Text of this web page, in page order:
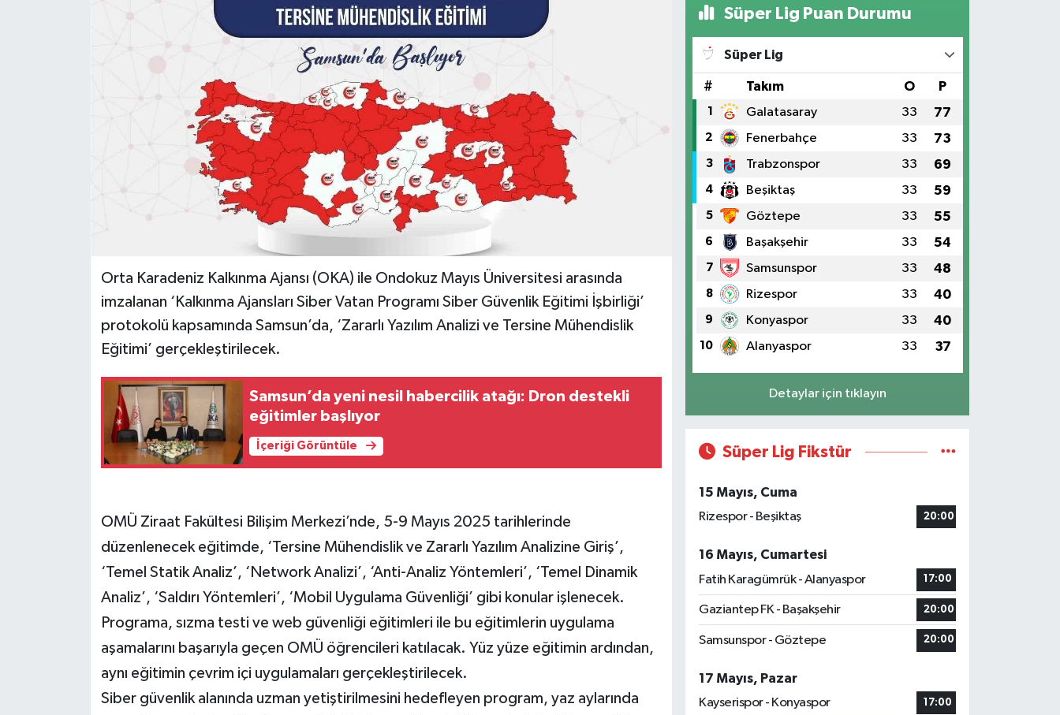
Orta Karadeniz Kalkınma Ajansı (OKA) ile Ondokuz Mayıs Üniversitesi arasında
imzalanan ‘Kalkınma Ajansları Siber Vatan Programı Siber Güvenlik Eğitimi İşbirliği’
protokolü kapsamında Samsun’da, ‘Zararlı Yazılım Analizi ve Tersine Mühendislik
Eğitimi’ gerçekleştirilecek.
Samsun’da yeni nesil habercilik atağı: Dron destekli
eğitimler başlıyor
İçeriği Görüntüle
OMÜ Ziraat Fakültesi Bilişim Merkezi’nde, 5-9 Mayıs 2025 tarihlerinde
düzenlenecek eğitimde, ‘Tersine Mühendislik ve Zararlı Yazılım Analizine Giriş’,
‘Temel Statik Analiz’, ‘Network Analizi’, ‘Anti-Analiz Yöntemleri’, ‘Temel Dinamik
Analiz’, ‘Saldırı Yöntemleri’, ‘Mobil Uygulama Güvenliği’ gibi konular işlenecek.
Programa, sızma testi ve web güvenliği eğitimleri ile bu eğitimlerin uygulama
aşamalarını başarıyla geçen OMÜ öğrencileri katılacak. Yüz yüze eğitimin ardından,
aynı eğitimin çevrim içi uygulamaları gerçekleştirilecek.
Siber güvenlik alanında uzman yetiştirilmesini hedefleyen program, yaz aylarında
Süper Lig Puan Durumu
Süper Lig
# Takım O P
1 Galatasaray 33 77
2 Fenerbahçe 33 73
3 Trabzonspor 33 69
4 Beşiktaş 33 59
5 Göztepe 33 55
6 Başakşehir 33 54
7 Samsunspor 33 48
8 Rizespor 33 40
9 Konyaspor 33 40
10 Alanyaspor 33 37
Detaylar için tıklayın
Süper Lig Fikstür
15 Mayıs, Cuma
Rizespor - Beşiktaş
20:00
16 Mayıs, Cumartesi
Fatih Karagümrük - Alanyaspor
17:00
Gaziantep FK - Başakşehir 20:00
Samsunspor - Göztepe 20:00
17 Mayıs, Pazar
Kayserispor - Konyaspor
17:00